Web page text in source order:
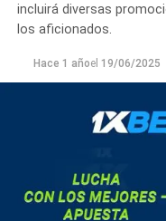
incluirá diversas
los aficionados.
Hace 1 añoel 19/06/2025